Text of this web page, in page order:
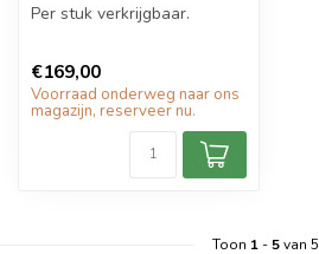
Per stuk verkrijgbaar.
€169,00
Voorraad onderweg naar ons
magazijn, reserveer nu.
Toon 1-5van 5